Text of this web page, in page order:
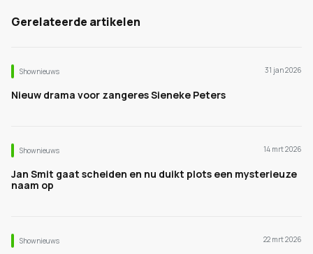
Gerelateerde artikelen
Shownieuws 31 jan 2026
Nieuw drama voor zangeres Sieneke Peters
Shownieuws 14 mrt 2026
Jan Smit gaat scheiden en nu duikt plots een mysterieuze
naam op
Shownieuws 22 mrt 2026